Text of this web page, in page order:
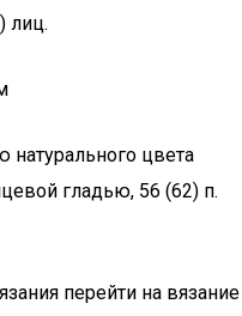
лиц.
натурального цвета
гладью, 56 (62) п.
перейти на вязание